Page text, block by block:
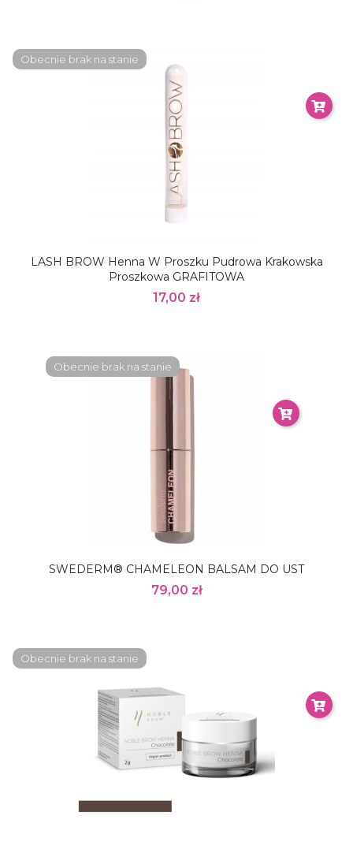
LASH BROW Henna W Proszku Pudrowa Krakowska
Proszkowa GRAFITOWA
17,00 zł
Obecnie brak na stanie
SWEDERM® CHAMELEON BALSAM DO UST
79,00 zł
Obecnie brak na stanie
Obecnie brak na stanie